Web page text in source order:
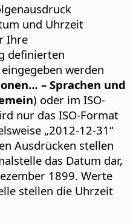
und Uhrzeit
Ihre
definierten
werden
– Sprachen und
) oder im ISO-
nur das ISO-Format
„2012-12-31“
Ausdrücken stellen
das Datum dar,
1899. Werte
stellen die Uhrzeit